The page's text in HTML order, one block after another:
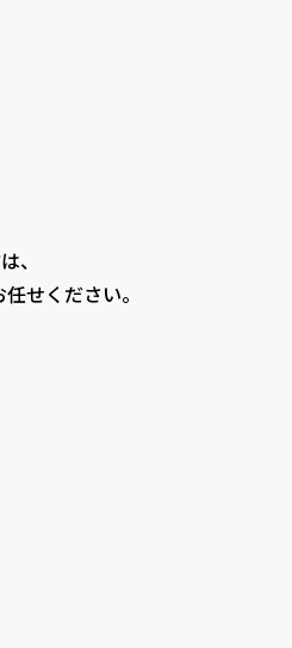
、
せください。